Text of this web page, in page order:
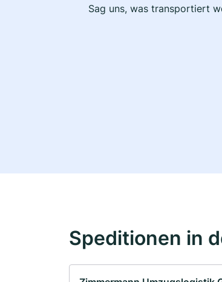
Sag uns, was transportiert
Speditionen in